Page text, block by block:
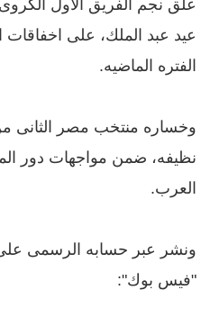
علق نجم الفريق الاول
عيد عبد الملك، على اخفاقات
الفتره الماضيه.
وخساره منتخب مصر الثانى من
نظيفه، ضمن مواجهات دور
العرب.
ونشر عبر حسابه الرسمى
"فيس بوك":